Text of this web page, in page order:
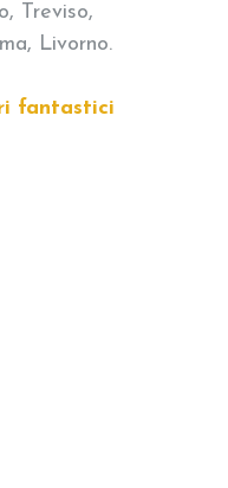
Treviso,
Livorno.
fantastici